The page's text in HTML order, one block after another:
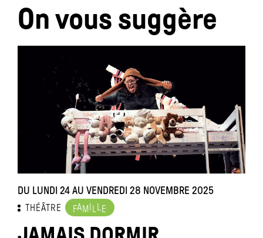
inséparable bande.
On vous suggère
DU LUNDI 24 AU VENDREDI 28 NOVEMBRE 2025
THÉÂTRE FAM E